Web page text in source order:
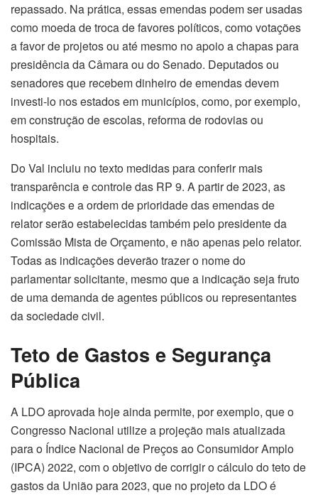
repassado. Na prática, essas emendas podem ser usadas
como moeda de troca de favores políticos, como votações
a favor de projetos ou até mesmo no apoio a chapas para
presidência da Câmara ou do Senado. Deputados ou
senadores que recebem dinheiro de emendas devem
investi-lo nos estados em municípios, como, por exemplo,
em construção de escolas, reforma de rodovias ou
hospitais.
Do Val incluiu no texto medidas para conferir mais
transparência e controle das RP 9. A partir de 2023, as
indicações e a ordem de prioridade das emendas de
relator serão estabelecidas também pelo presidente da
Comissão Mista de Orçamento, e não apenas pelo relator.
Todas as indicações deverão trazer o nome do
parlamentar solicitante, mesmo que a indicação seja fruto
de uma demanda de agentes públicos ou representantes
da sociedade civil.
Teto de Gastos e Segurança
Pública
A LDO aprovada hoje ainda permite, por exemplo, que o
Congresso Nacional utilize a projeção mais atualizada
para o Índice Nacional de Preços ao Consumidor Amplo
(IPCA) 2022, com o objetivo de corrigir o cálculo do teto de
gastos da União para 2023, que no projeto da LDO é